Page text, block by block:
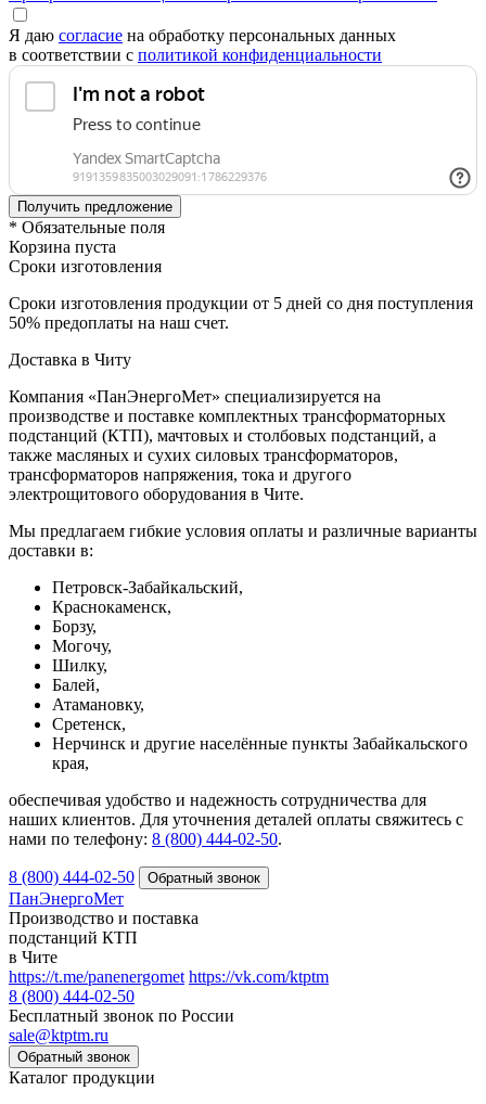
Я даю согласие на обработку персональных данных
в соответствии с политикой конфиденциальности
* Обязательные поля
Корзина пуста
Сроки изготовления
Сроки изготовления продукции от 5 дней со дня поступления
50% предоплаты на наш счет.
Доставка в Читу
Компания «ПанЭнергоМет» специализируется на
производстве и поставке комплектных трансформаторных
подстанций (КТП), мачтовых и столбовых подстанций, а
также масляных и сухих силовых трансформаторов,
трансформаторов напряжения, тока и другого
электрощитового оборудования в Чите.
Мы предлагаем гибкие условия оплаты и различные варианты
доставки в:
Петровск-Забайкальский,
Краснокаменск,
Борзу,
Могочу,
Шилку,
Балей,
Атамановку,
Сретенск,
Нерчинск и другие населённые пункты Забайкальского
края,
обеспечивая удобство и надежность сотрудничества для
наших клиентов. Для уточнения деталей оплаты свяжитесь с
нами по телефону: 8 (800) 444-02-50.
8 (800) 444-02-50
ПанЭнергоМет
Производство и поставка
подстанций КТП
в Чите
https://t.me/panenergomet https://vk.com/ktptm
8 (800) 444-02-50
Бесплатный звонок по России
sale@ktptm.ru
Каталог продукции